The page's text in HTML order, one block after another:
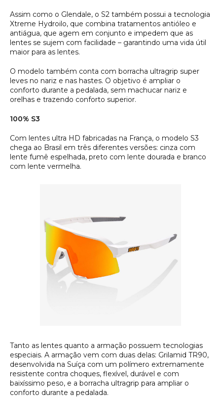
Assim como o Glendale, o S2 também possui a tecnologia
Xtreme Hydroilo, que combina tratamentos antióleo e
antiágua, que agem em conjunto e impedem que as
lentes se sujem com facilidade – garantindo uma vida útil
maior para as lentes.
O modelo também conta com borracha ultragrip super
leves no nariz e nas hastes. O objetivo é ampliar o
conforto durante a pedalada, sem machucar nariz e
orelhas e trazendo conforto superior.
100% S3
Com lentes ultra HD fabricadas na França, o modelo S3
chega ao Brasil em três diferentes versões: cinza com
lente fumê espelhada, preto com lente dourada e branco
com lente vermelha.
Tanto as lentes quanto a armação possuem tecnologias
especiais. A armação vem com duas delas: Grilamid TR90,
desenvolvida na Suíça com um polímero extremamente
resistente contra choques, flexível, durável e com
baixíssimo peso, e a borracha ultragrip para ampliar o
conforto durante a pedalada.